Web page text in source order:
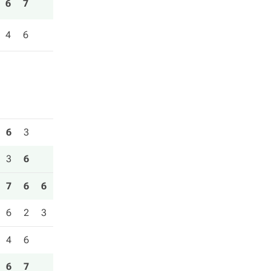
6 7
4 6
6 3
3 6
7 6 6
6 2 3
4 6
6 7